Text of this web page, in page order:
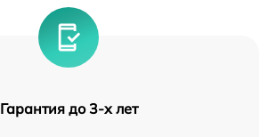
Гарантия до 3-х лет